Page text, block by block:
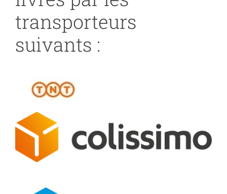
transporteurs
suivants :